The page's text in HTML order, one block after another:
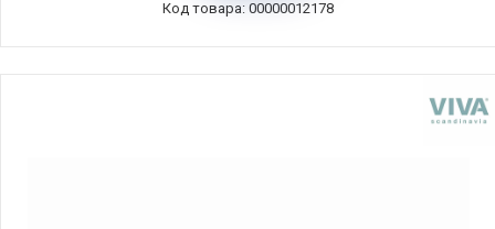
Код товара: 00000012178